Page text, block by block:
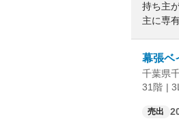
持ち主
主に専
幕張ベ
千葉県
31階 |
売出